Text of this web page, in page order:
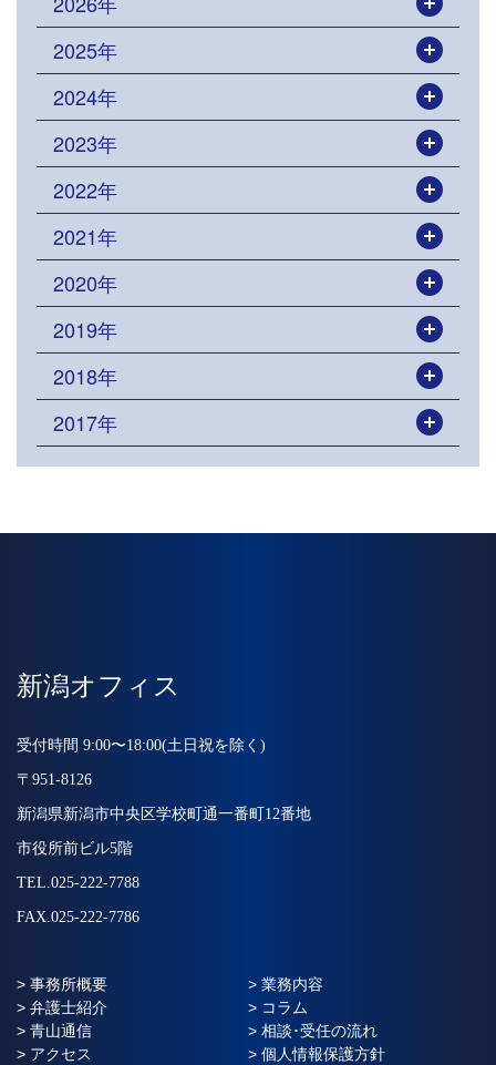
2025年
2024年
2023年
2022年
2021年
2020年
2019年
2018年
2017年
新潟オフィス
受付時間 9:00〜18:00(土日祝を除く)
〒951-8126
新潟県新潟市中央区学校町通一番町12番地
市役所前ビル5階
TEL.025-222-7788
FAX.025-222-7786
> 事務所概要
> 業務内容
> 弁護士紹介
> コラム
> 青山通信
> 相談･受任の流れ
> アクセス
> 個人情報保護方針